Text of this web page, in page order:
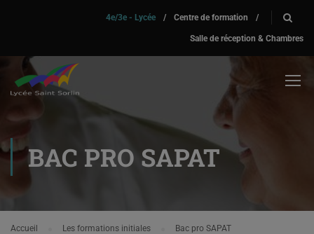
4e/3e - Lycée / Centre de formation /
Salle de réception & Chambres
BAC PRO SAPAT
Accueil Les formations initiales Bac pro SAPAT